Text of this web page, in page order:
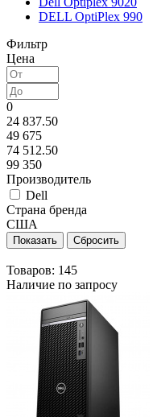
DELL OptiPlex 990
Фильтр
Цена
0
24 837.50
49 675
74 512.50
99 350
Производитель
Dell
Страна бренда
США
Товаров: 145
Наличие по запросу